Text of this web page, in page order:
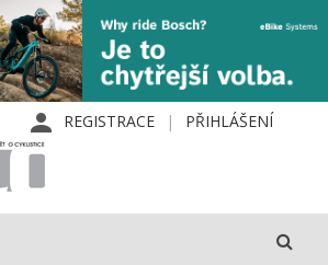
REGISTRACE PŘIHLÁŠENÍ